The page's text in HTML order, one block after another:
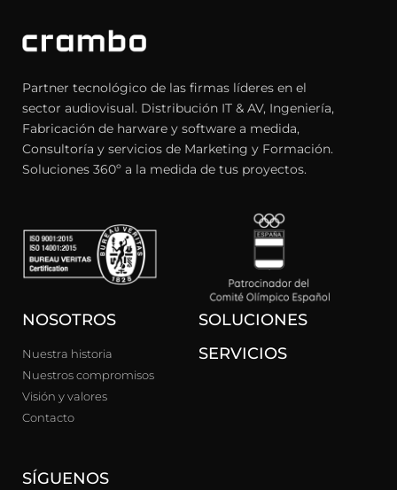
Partner tecnológico de las firmas líderes en el
sector audiovisual. Distribución IT & AV, Ingeniería,
Fabricación de harware y software a medida,
Consultoría y servicios de Marketing y Formación.
Soluciones 360º a la medida de tus proyectos.
NOSOTROS
Nuestra historia
Nuestros compromisos
Visión y valores
Contacto
SÍGUENOS
SOLUCIONES
SERVICIOS